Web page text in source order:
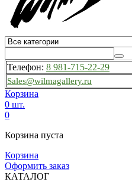
Телефон: 8 981-715-22-29
Sales@wilmagallery.ru
Корзина
0 шт.
0
Корзина пуста
Корзина
Оформить заказ
КАТАЛОГ